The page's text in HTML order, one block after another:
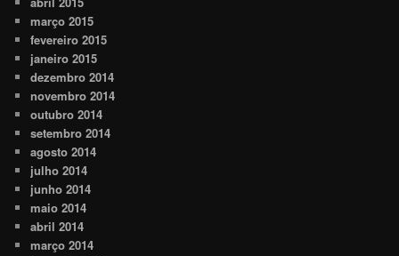
março 2015
fevereiro 2015
janeiro 2015
dezembro 2014
novembro 2014
outubro 2014
setembro 2014
agosto 2014
julho 2014
junho 2014
maio 2014
abril 2014
março 2014